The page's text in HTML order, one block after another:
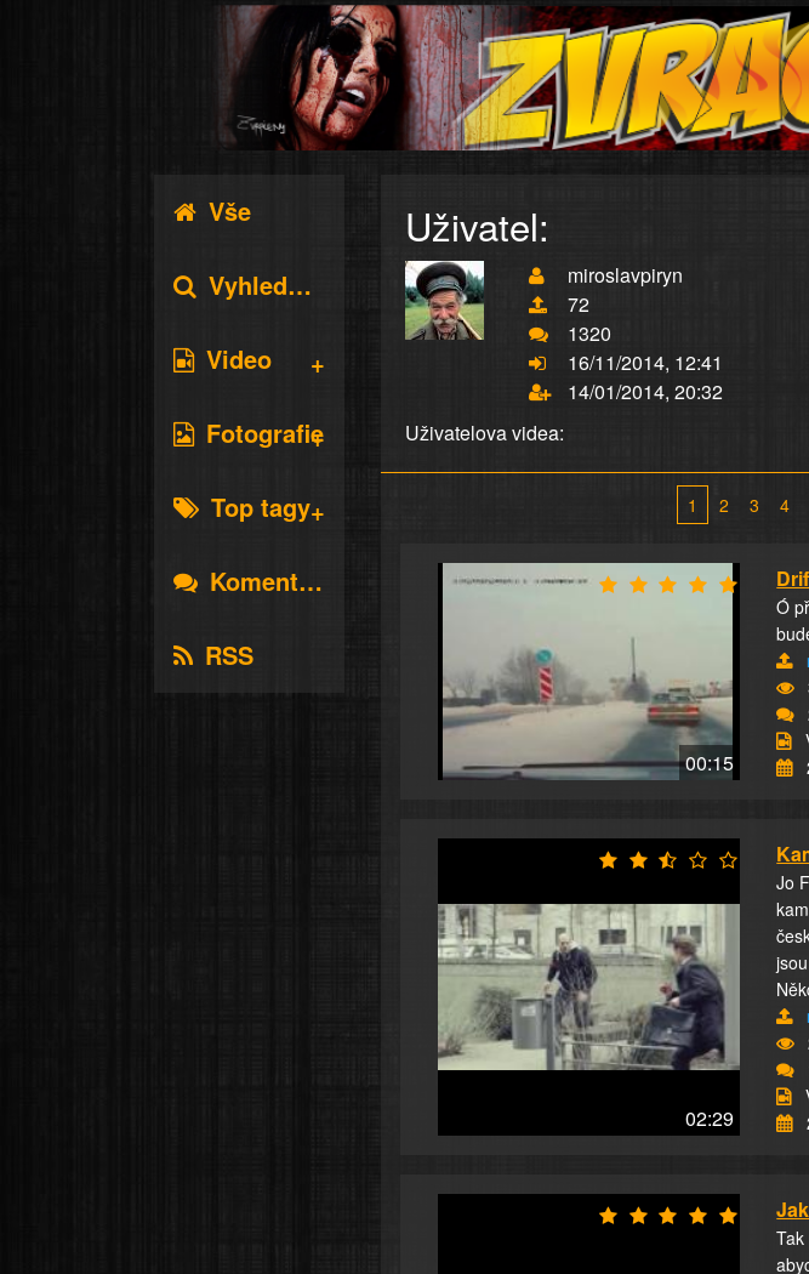
Vše
Vyhledávání
Video
Fotografie
Top tagy
Komentáře
RSS
Uživatel:
miroslavpiryn
72
1320
16/11/2014, 12:41
14/01/2014, 20:32
Uživatelova videa:
1 2 3 4
00:15
Ó
02:29
Jo